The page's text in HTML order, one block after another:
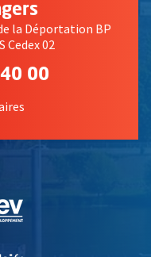
la Déportation BP
Cedex 02
00